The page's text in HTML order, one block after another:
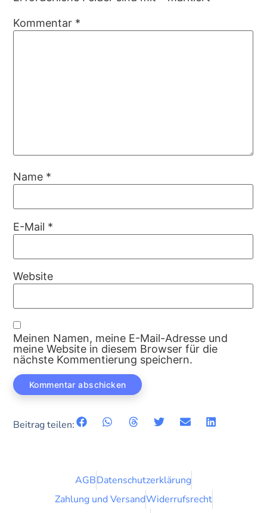
Kommentar *
Name *
E-Mail *
Website
Meinen Namen, meine E-Mail-Adresse und
meine Website in diesem Browser für die
nächste Kommentierung speichern.
Beitrag teilen:
AGBDatenschutzerklärung
Zahlung und VersandWiderrufsrecht